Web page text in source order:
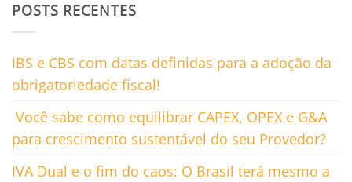
POSTS RECENTES
IBS e CBS com datas definidas para a adoção da
obrigatoriedade fiscal!
Você sabe como equilibrar CAPEX, OPEX e G&A
para crescimento sustentável do seu Provedor?
IVA Dual e o fim do caos: O Brasil terá mesmo a